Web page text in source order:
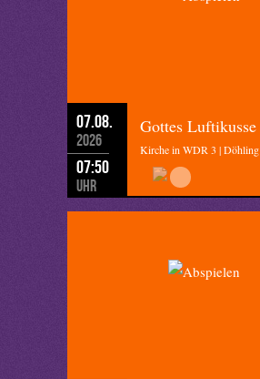
07.08.
2026
07:50
Uhr
Gottes Luftikusse
Kirche in WDR 3 | Döhling